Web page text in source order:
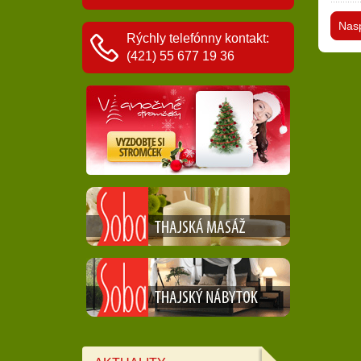
Rýchly telefónny kontakt:
(421) 55 677 19 36